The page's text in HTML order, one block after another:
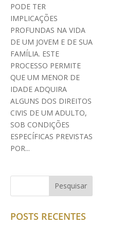
PODE TER
IMPLICAÇÕES
PROFUNDAS NA VIDA
DE UM JOVEM E DE SUA
FAMÍLIA. ESTE
PROCESSO PERMITE
QUE UM MENOR DE
IDADE ADQUIRA
ALGUNS DOS DIREITOS
CIVIS DE UM ADULTO,
SOB CONDIÇÕES
ESPECÍFICAS PREVISTAS
POR...
POSTS RECENTES